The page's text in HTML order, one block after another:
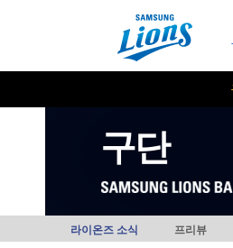
구단
라이온즈 소식 프리뷰